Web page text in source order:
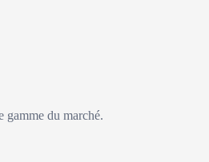
gamme du marché.